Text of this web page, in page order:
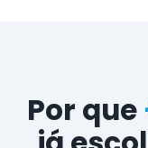
Por que